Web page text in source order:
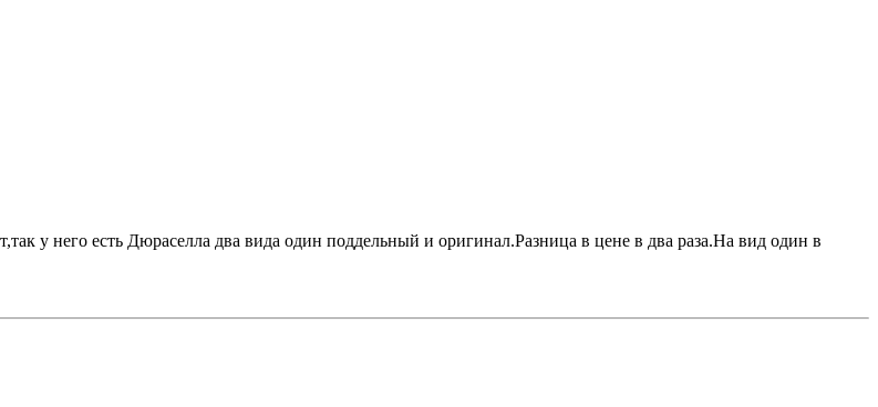
у него есть Дюраселла два вида один поддельный и оригинал.Разница в цене в два раза.На вид один в